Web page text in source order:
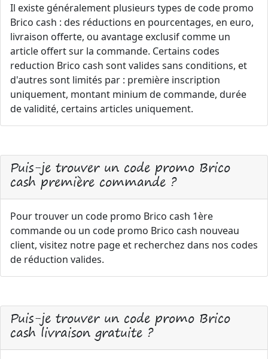
Il existe généralement plusieurs types de code promo
Brico cash : des réductions en pourcentages, en euro,
livraison offerte, ou avantage exclusif comme un
article offert sur la commande. Certains codes
reduction Brico cash sont valides sans conditions, et
d'autres sont limités par : première inscription
uniquement, montant minium de commande, durée
de validité, certains articles uniquement.
Puis-je trouver un code promo Brico
cash première commande ?
Pour trouver un code promo Brico cash 1ère
commande ou un code promo Brico cash nouveau
client, visitez notre page et recherchez dans nos codes
de réduction valides.
Puis-je trouver un code promo Brico
cash livraison gratuite ?